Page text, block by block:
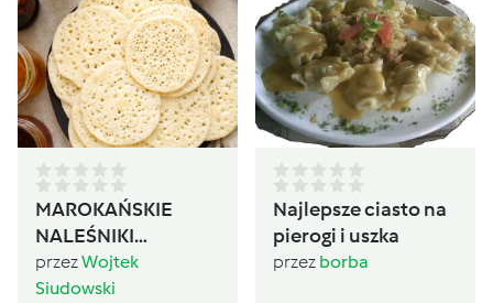
MAROKAŃSKIE
NALEŚNIKI
BAGHRIR
przezWojtek
Siudowski
Najlepsze ciasto na
pierogi i uszka
przez borba